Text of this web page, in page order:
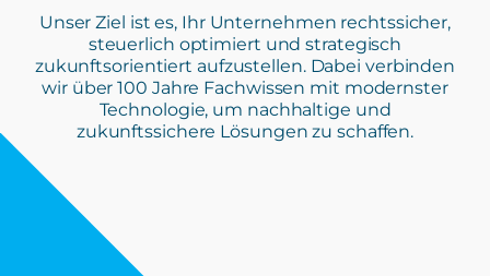
Unser Ziel ist es, Ihr Unternehmen rechtssicher,
steuerlich optimiert und strategisch
zukunftsorientiert aufzustellen. Dabei verbinden
wir über 100 Jahre Fachwissen mit modernster
Technologie, um nachhaltige und
zukunftssichere Lösungen zu schaffen.